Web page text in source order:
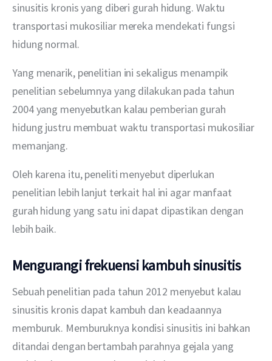
sinusitis kronis yang diberi gurah hidung. Waktu
transportasi mukosiliar mereka mendekati fungsi
hidung normal.
Yang menarik, penelitian ini sekaligus menampik
penelitian sebelumnya yang dilakukan pada tahun
2004 yang menyebutkan kalau pemberian gurah
hidung justru membuat waktu transportasi mukosiliar
memanjang.
Oleh karena itu, peneliti menyebut diperlukan
penelitian lebih lanjut terkait hal ini agar manfaat
gurah hidung yang satu ini dapat dipastikan dengan
lebih baik.
Mengurangi frekuensi kambuh sinusitis
Sebuah penelitian pada tahun 2012 menyebut kalau
sinusitis kronis dapat kambuh dan keadaannya
memburuk. Memburuknya kondisi sinusitis ini bahkan
ditandai dengan bertambah parahnya gejala yang